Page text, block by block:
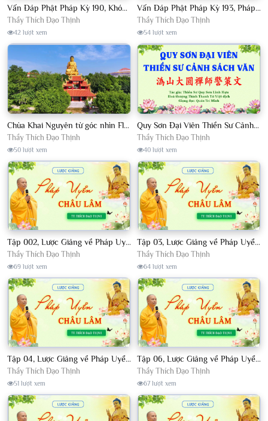
Vấn Đáp Phật Pháp Kỳ 190, Khóa Tu Sinh Viên Con Kể Bụt Nghe Tháng 05, 2023 TT. Thích Đạo Thịnh - CKN
Thầy Thích Đạo Thịnh
42 lượt xem
Vấn Đáp Phật Pháp Kỳ 193, Pháp Hội TPTTHN Tháng 04/2023 TT. Thích Đạo Thịnh - CKN
Thầy Thích Đạo Thịnh
54 lượt xem
Chùa Khai Nguyên từ góc nhìn Flycam
Thầy Thích Đạo Thịnh
50 lượt xem
Quy Sơn Đại Viên Thiền Sư Cảnh Sách Văn - HT Thích Thanh Từ Việt dịch
Thầy Thích Đạo Thịnh
40 lượt xem
Tập 002, Lược Giảng về Pháp Uyển Châu Lâm, Chủ giảng TT. Thích Đạo Thịnh
Thầy Thích Đạo Thịnh
69 lượt xem
Tập 03, Lược Giảng về Pháp Uyển Châu Lâm, Chủ giảng TT Thích Đạo Thịnh
Thầy Thích Đạo Thịnh
64 lượt xem
Tập 04, Lược Giảng về Pháp Uyển Châu Lâm, Chủ giảng TT. Thích Đạo Thịnh
Thầy Thích Đạo Thịnh
51 lượt xem
Tập 06, Lược Giảng về Pháp Uyển Châu Lâm, Chủ giảng TT. Thích Đạo Thịnh
Thầy Thích Đạo Thịnh
67 lượt xem